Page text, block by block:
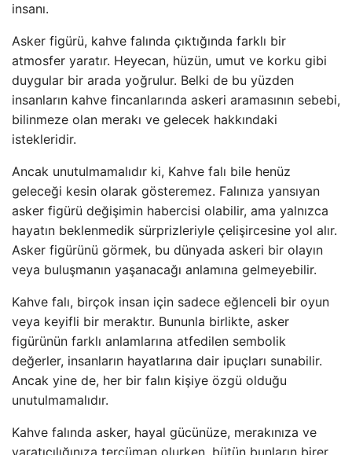
insanı.
Asker figürü, kahve falında çıktığında farklı bir
atmosfer yaratır. Heyecan, hüzün, umut ve korku gibi
duygular bir arada yoğrulur. Belki de bu yüzden
insanların kahve fincanlarında askeri aramasının sebebi,
bilinmeze olan merakı ve gelecek hakkındaki
istekleridir.
Ancak unutulmamalıdır ki, Kahve falı bile henüz
geleceği kesin olarak gösteremez. Falınıza yansıyan
asker figürü değişimin habercisi olabilir, ama yalnızca
hayatın beklenmedik sürprizleriyle çelişircesine yol alır.
Asker figürünü görmek, bu dünyada askeri bir olayın
veya buluşmanın yaşanacağı anlamına gelmeyebilir.
Kahve falı, birçok insan için sadece eğlenceli bir oyun
veya keyifli bir meraktır. Bununla birlikte, asker
figürünün farklı anlamlarına atfedilen sembolik
değerler, insanların hayatlarına dair ipuçları sunabilir.
Ancak yine de, her bir falın kişiye özgü olduğu
unutulmamalıdır.
Kahve falında asker, hayal gücünüze, merakınıza ve